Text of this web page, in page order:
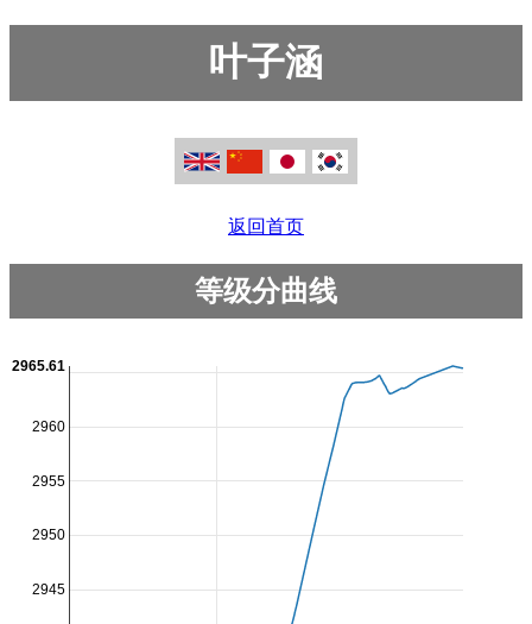
叶子涵
返回首页
等级分曲线
2945
2950
2955
2960
2965.61